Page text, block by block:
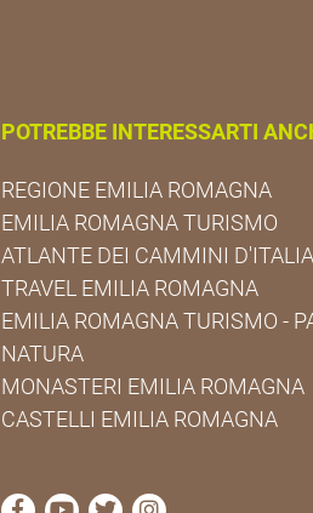
POTREBBE INTERESSARTI
REGIONE EMILIA ROMAGNA
EMILIA ROMAGNA TURISMO
ATLANTE DEI CAMMINI D'ITALIA
TRAVEL EMILIA ROMAGNA
EMILIA ROMAGNA TURISMO -
NATURA
MONASTERI EMILIA ROMAGNA
CASTELLI EMILIA ROMAGNA
visita la pagina Facebook di
visita la pagina
visita la pagina
visita la pagina